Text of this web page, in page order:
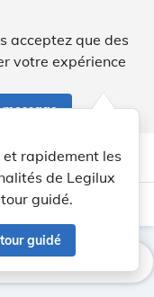
acceptez que des
votre expérience
Aiderapidement les
de Legilux
guidé.
guidé
light_mode dark_mode